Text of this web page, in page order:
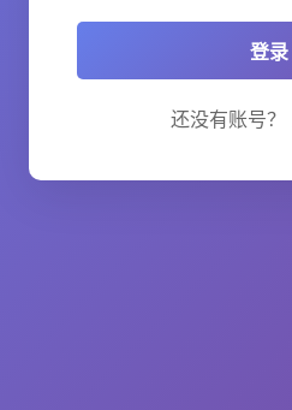
登录
还没有账号？